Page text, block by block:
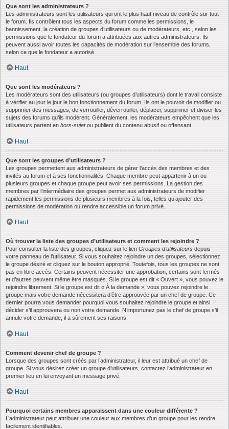
Que sont les administrateurs ?
Les administrateurs sont les utilisateurs qui ont le plus haut niveau de contrôle sur tout
le forum. Ils contrôlent tous les aspects du forum comme les permissions, le
bannissement, la création de groupes d’utilisateurs ou de modérateurs, etc., selon les
permissions que le fondateur du forum a attribuées aux autres administrateurs. Ils
peuvent aussi avoir toutes les capacités de modération sur l’ensemble des forums,
selon ce que le fondateur a autorisé.
Haut
Que sont les modérateurs ?
Les modérateurs sont des utilisateurs (ou groupes d’utilisateurs) dont le travail consiste
à vérifier au jour le jour le bon fonctionnement du forum. Ils ont le pouvoir de modifier ou
supprimer des messages, de verrouiller, déverrouiller, déplacer, supprimer et diviser les
sujets des forums qu’ils modèrent. Généralement, les modérateurs empêchent que les
utilisateurs partent en hors-sujetou publient du contenu abusif ou offensant.
Haut
Que sont les groupes d’utilisateurs ?
Les groupes permettent aux administrateurs de gérer l’accès des membres et des
invités au forum et à ses fonctionnalités. Chaque membre peut appartenir à un ou
plusieurs groupes et chaque groupe peut avoir ses permissions. La gestion des
membres par l’intermédiaire des groupes permet aux administrateurs de modifier
rapidement les permissions de plusieurs membres à la fois, telles qu’ajouter des
permissions de modération ou rendre accessible un forum privé.
Haut
Où trouver la liste des groupes d’utilisateurs et comment les rejoindre ?
Pour consulter la liste des groupes, cliquez sur le lien Groupes d’utilisateurs depuis
votre panneau de l’utilisateur. Si vous souhaitez rejoindre un des groupes, sélectionnez
le groupe désiré et cliquez sur le bouton approprié. Toutefois, tous les groupes ne sont
pas en libre accès. Certains peuvent nécessiter une approbation, certains sont fermés
et d’autres peuvent même être masqués. Si le groupe est dit « Ouvert », vous pouvez le
rejoindre librement. Si le groupe est dit « À la demande », vous pouvez rejoindre le
groupe mais votre demande nécessitera d’être approuvée par un chef de groupe. Ce
dernier pourra vous demander pourquoi vous souhaitez rejoindre le groupe et ainsi
décider s’il approuvera ou non votre demande. N’importunez pas le chef de groupe s’il
annule votre demande, il a sûrement ses raisons.
Haut
Comment devenir chef de groupe ?
Lorsque des groupes sont créés par l’administrateur, il leur est attribué un chef de
groupe. Si vous désirez créer un groupe d’utilisateurs, contactez l’administrateur en
premier lieu en lui envoyant un message privé.
Haut
Pourquoi certains membres apparaissent dans une couleur différente ?
L’administrateur peut attribuer une couleur aux membres d’un groupe pour les rendre
facilement identifiables.